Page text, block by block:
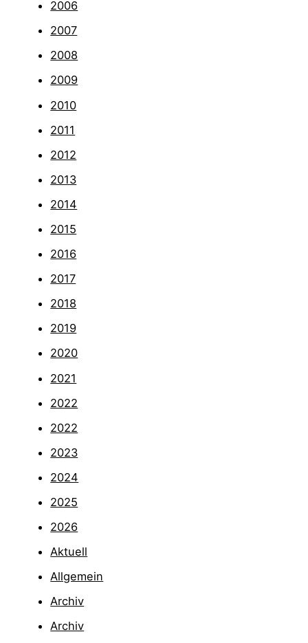
2006
2007
2008
2009
2010
2011
2012
2013
2014
2015
2016
2017
2018
2019
2020
2021
2022
2022
2023
2024
2025
2026
Aktuell
Allgemein
Archiv
Archiv